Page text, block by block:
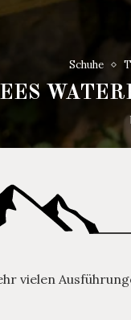
Schuhe
vielen